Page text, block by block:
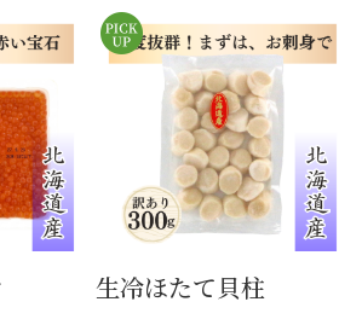
生冷ほたて貝柱